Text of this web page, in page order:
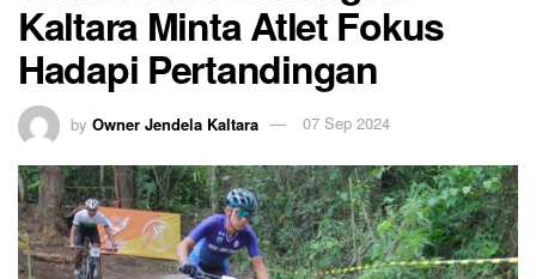
Kaltara Minta Atlet Fokus
Hadapi Pertandingan
by Owner Jendela Kaltara 07 Sep 2024